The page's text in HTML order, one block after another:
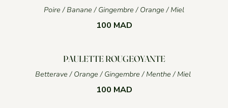
Poire / Banane / Gingembre / Orange / Miel
100 MAD
PAULETTE ROUGEOYANTE
100 MAD